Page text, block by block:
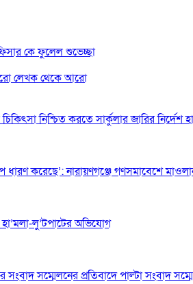
কে ফুলেল শুভেচ্ছা
লেখক থেকে আরো
নিশ্চিত করতে সার্কুলার জারির নির্দেশ
ধারণ করেছে’: নারায়ণগঞ্জে গণসমাবেশে
লু’টপাটের অভিযোগ
সংবাদ সম্মেলনের প্রতিবাদে পাল্টা সংবাদ